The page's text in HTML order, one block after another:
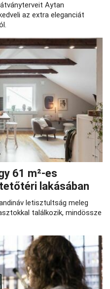
Aytan
az extra eleganciát
61 m²-es
lakásában
letisztultság meleg
találkozik, mindössze